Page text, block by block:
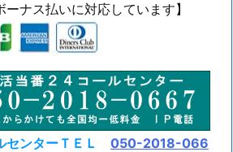
ナス払いに対応しています】
センターＴＥＬ 050-2018-066